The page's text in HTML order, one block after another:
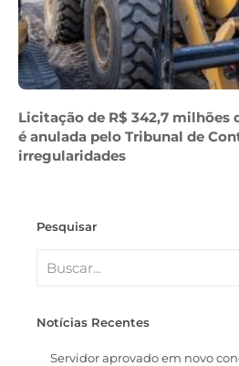
Licitação de R$ 342,7 milhões
é anulada pelo Tribunal de
irregularidades
Pesquisar
Notícias Recentes
Servidor aprovado em novo